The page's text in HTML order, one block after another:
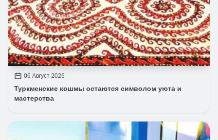
06 Август 2026
Туркменские кошмы остаются символом уюта и
мастерства